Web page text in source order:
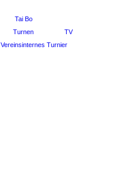
Tai Bo
Turnen
TV
Vereinsinternes Turnier